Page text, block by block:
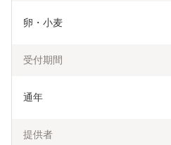
卵・小麦
受付期間
通年
提供者